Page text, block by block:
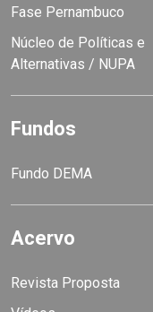
Fase Pernambuco
Núcleo de Políticas e
Alternativas / NUPA
Fundos
Fundo DEMA
Acervo
Revista Proposta